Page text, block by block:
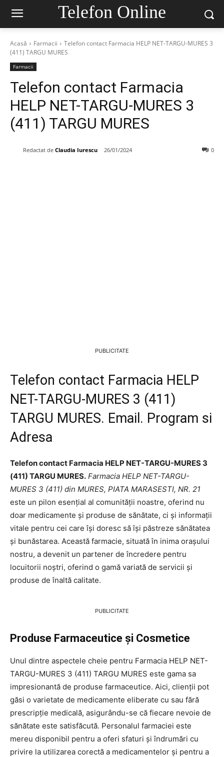
Telefon Online
Acasă Farmacii
Telefon contact Farmacia HELP NET-TARGU-MURES 3
(411) TARGU MURES
Farmacii
Telefon contact Farmacia
HELP NET-TARGU-MURES 3
(411) TARGU MURES
Redactat de Claudia Iurescu 26/01/2024 0
PUBLICITATE
Telefon contact Farmacia HELP
NET-TARGU-MURES 3 (411)
TARGU MURES. Email. Program si
Adresa
Telefon contact Farmacia HELP NET-TARGU-MURES 3
(411) TARGU MURES. Farmacia HELP NET-TARGU-
MURES 3 (411) din MURES, PIATA MARASESTI, NR. 21
este un pilon esențial al comunității noastre, oferind nu
doar medicamente și produse de sănătate, ci și informații
vitale pentru cei care își doresc să își păstreze sănătatea
și bunăstarea. Această farmacie, situată în inima orașului
nostru, a devenit un partener de încredere pentru
locuitorii noștri, oferind o gamă variată de servicii și
produse de înaltă calitate.
PUBLICITATE
Produse Farmaceutice și Cosmetice
Unul dintre aspectele cheie pentru Farmacia HELP NET-
TARGU-MURES 3 (411) TARGU MURES este gama sa
impresionantă de produse farmaceutice. Aici, clienții pot
găsi o varietate de medicamente eliberate cu sau fără
prescripție medicală, asigurându-se că fiecare nevoie de
sănătate este satisfăcută. Personalul farmaciei este
mereu disponibil pentru a oferi sfaturi și îndrumări cu
privire la utilizarea corectă a medicamentelor și pentru a